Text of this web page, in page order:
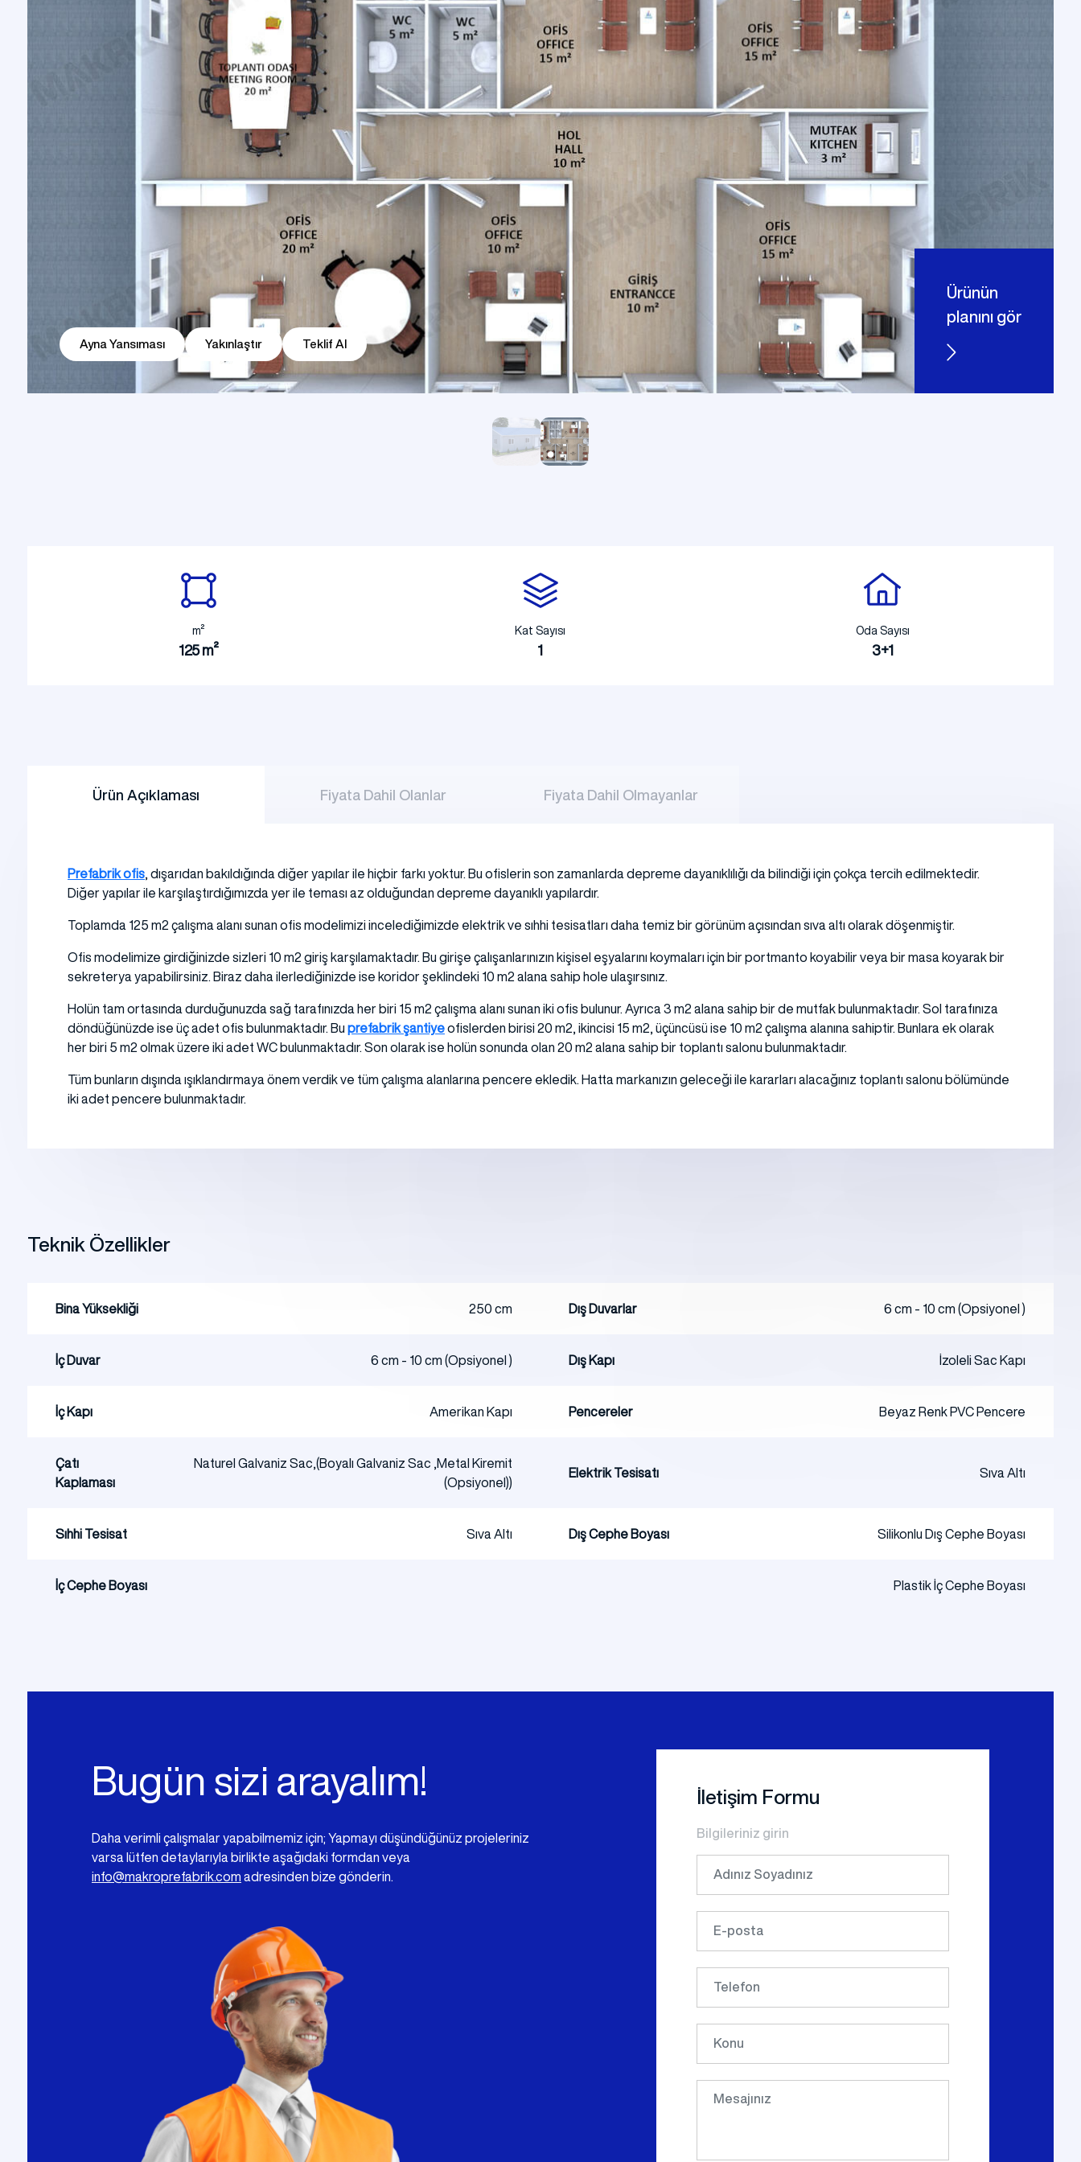
Prefabrik Sosyal Tesis Binaları
Prefabrik Kreş Bina Modelleri
Prefabrik Anaokulu Bina
Modelleri
Prefabrik WC Duş Binaları
Tek Katlı Prefabrik Villa İki Katlı Prefabrik Villa
Ayna Yansıması Yakınlaştır Teklif Al
Ürünün
planını gör
m²
125 m²
Kat Sayısı
1
Oda Sayısı
3+1
Ürün Açıklaması Fiyata Dahil Olanlar Fiyata Dahil Olmayanlar
Prefabrik ofis , dışarıdan bakıldığında diğer yapılar ile hiçbir farkı yoktur. Bu ofislerin son zamanlarda depreme dayanıklılığı da bilindiği için çokça tercih edilmektedir.
Diğer yapılar ile karşılaştırdığımızda yer ile teması az olduğundan depreme dayanıklı yapılardır.
Toplamda 125 m2 çalışma alanı sunan ofis modelimizi incelediğimizde elektrik ve sıhhi tesisatları daha temiz bir görünüm açısından sıva altı olarak döşenmiştir.
Ofis modelimize girdiğinizde sizleri 10 m2 giriş karşılamaktadır. Bu girişe çalışanlarınızın kişisel eşyalarını koymaları için bir portmanto koyabilir veya bir masa koyarak bir
sekreterya yapabilirsiniz. Biraz daha ilerlediğinizde ise koridor şeklindeki 10 m2 alana sahip hole ulaşırsınız.
Holün tam ortasında durduğunuzda sağ tarafınızda her biri 15 m2 çalışma alanı sunan iki ofis bulunur. Ayrıca 3 m2 alana sahip bir de mutfak bulunmaktadır. Sol tarafınıza
döndüğünüzde ise üç adet ofis bulunmaktadır. Bu prefabrik şantiyeofislerden birisi 20 m2, ikincisi 15 m2, üçüncüsü ise 10 m2 çalışma alanına sahiptir. Bunlara ek olarak
her biri 5 m2 olmak üzere iki adet WC bulunmaktadır. Son olarak ise holün sonunda olan 20 m2 alana sahip bir toplantı salonu bulunmaktadır.
Tüm bunların dışında ışıklandırmaya önem verdik ve tüm çalışma alanlarına pencere ekledik. Hatta markanızın geleceği ile kararları alacağınız toplantı salonu bölümünde
iki adet pencere bulunmaktadır.
Teknik Özellikler
Bina Yüksekliği 250 cm Dış Duvarlar 6 cm - 10 cm (Opsiyonel )
İç Duvar 6 cm - 10 cm (Opsiyonel ) Dış Kapı İzoleli Sac Kapı
İç Kapı Amerikan Kapı Pencereler Beyaz Renk PVC Pencere
Çatı
Kaplaması
Naturel Galvaniz Sac,(Boyalı Galvaniz Sac ,Metal Kiremit
(Opsiyonel))
Elektrik Tesisatı Sıva Altı
Sıhhi Tesisat Sıva Altı Dış Cephe Boyası Silikonlu Dış Cephe Boyası
İç Cephe Boyası Plastik İç Cephe Boyası
Bugün sizi arayalım!
Daha verimli çalışmalar yapabilmemiz için; Yapmayı düşündüğünüz projeleriniz
varsa lütfen detaylarıyla birlikte aşağıdaki formdan veya
info@makroprefabrik.com adresinden bize gönderin.
İletişim Formu
Bilgileriniz girin